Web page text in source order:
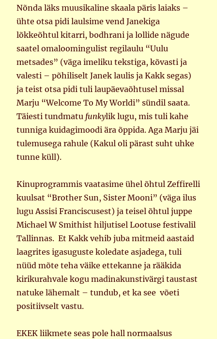
Nõnda läks muusikaline skaala päris laiaks –
ühte otsa pidi laulsime vend Janekiga
lõkkeõhtul kitarri, bodhrani ja lollide nägude
saatel omaloomingulist regilaulu “Uulu
metsades” (väga imeliku tekstiga, kõvasti ja
valesti – põhiliselt Janek laulis ja Kakk segas)
ja teist otsa pidi tuli laupäevaõhtusel missal
Marju “Welcome To My Worldi” sündil saata.
Täiesti tundmatu funkylik lugu, mis tuli kahe
tunniga kuidagimoodi ära õppida. Aga Marju jäi
tulemusega rahule (Kakul oli pärast suht uhke
tunne küll).
Kinuprogrammis vaatasime ühel õhtul Zeffirelli
kuulsat “Brother Sun, Sister Mooni” (väga ilus
lugu Assisi Franciscusest) ja teisel õhtul juppe
Michael W Smithist hiljutisel Lootuse festivalil
Tallinnas. Et Kakk vehib juba mitmeid aastaid
laagrites igasuguste koledate asjadega, tuli
nüüd mõte teha väike ettekanne ja rääkida
kirikurahvale kogu madinakunstivärgi taustast
natuke lähemalt – tundub, et ka see võeti
positiivselt vastu.
EKEK liikmete seas pole hall normaalsus